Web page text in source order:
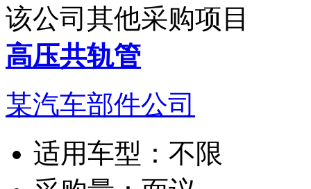
该公司其他采购项目
高压共轨管
某汽车部件公司
适用车型： 不限